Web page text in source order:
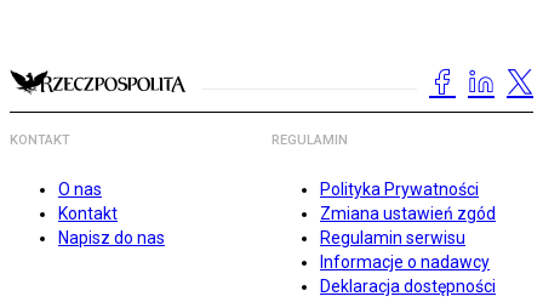
KONTAKT
O nas
Kontakt
Napisz do nas
REGULAMIN
Polityka Prywatności
Zmiana ustawień zgód
Regulamin serwisu
Informacje o nadawcy
Deklaracja dostępności